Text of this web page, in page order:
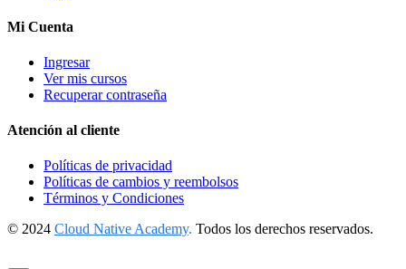
Mi Cuenta
Ingresar
Ver mis cursos
Recuperar contraseña
Atención al cliente
Políticas de privacidad
Políticas de cambios y reembolsos
Términos y Condiciones
© 2024 Cloud Native Academy. Todos los derechos reservados.